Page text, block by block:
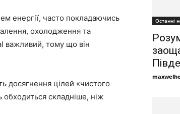
енергії, часто покладаючись
охолодження та
важливий, тому що він
досягнення цілей «чистого
обходиться складніше, ніж
Останні